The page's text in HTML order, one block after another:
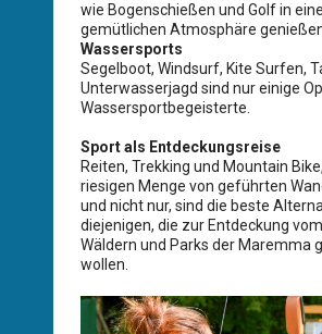
wie Bogenschießen und Golf in
gemütlichen Atmosphäre
Wassersports
Segelboot, Windsurf, Kite Surfen,
Unterwasserjagd sind nur einige
Wassersportbegeisterte.
Sport als Entdeckungsreise
Reiten, Trekking und Mountain
riesigen Menge von geführten
und nicht nur, sind die beste
diejenigen, die zur Entdeckung
Wäldern und Parks der Maremma
wollen.